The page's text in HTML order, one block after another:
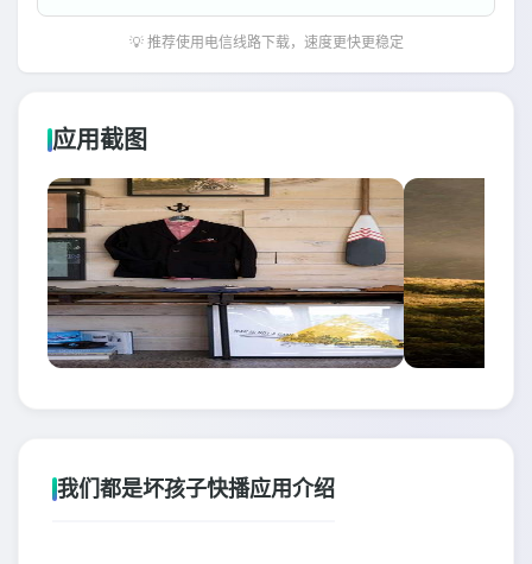
💡 推荐使用电信线路下载，速度更快更稳定
应用截图
我们都是坏孩子快播应用介绍